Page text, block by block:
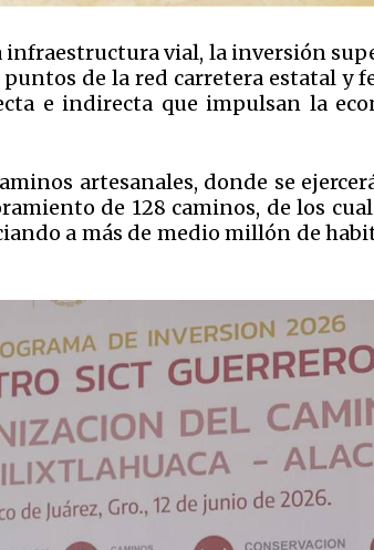
vial, la inversión
de la red carretera estatal y
e indirecta que impulsan la
artesanales, donde se
de 128 caminos, de los
a más de medio millón de